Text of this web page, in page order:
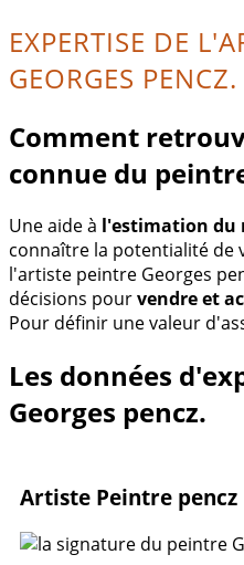
EXPERTISE DE
GEORGES PENCZ.
Comment
connue du
Une aide à l'estimation du
connaître la potentialité de
l'artiste peintre Georges
décisions pourvendre et
Pour définir une valeur
Les données
Georges pencz.
Artiste Peintre pencz